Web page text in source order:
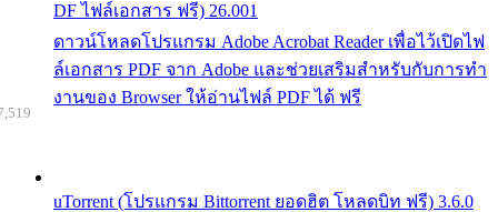
DF ไฟล์เอกสาร ฟรี) 26.001
ดาวน์โหลดโปรแกรม Adobe Acrobat Reader เพื่อไว้เปิดไฟ
ล์เอกสาร PDF จาก Adobe และช่วยเสริมสำหรับกับการทำ
งานของ Browser ให้อ่านไฟล์ PDF ได้ ฟรี
uTorrent (โปรแกรม Bittorrent ยอดฮิต โหลดบิท ฟรี) 3.6.0